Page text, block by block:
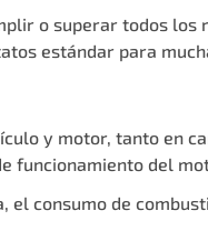
o superar todos
estándar para
y motor, tanto en
funcionamiento del
consumo de